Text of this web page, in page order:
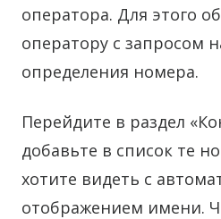
оператора. Для этого
оператору с запросом
определения номера.
Перейдите в раздел
добавьте в список те
хотите видеть с
отображением имени.